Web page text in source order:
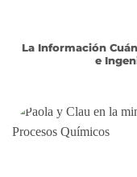
La Información
e